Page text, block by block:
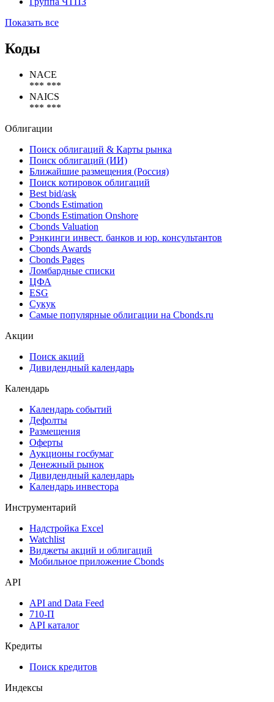
Показать все
Коды
NACE
*** ***
NAICS
*** ***
Облигации
Поиск облигаций & Карты рынка
Поиск облигаций (ИИ)
Ближайшие размещения (Россия)
Поиск котировок облигаций
Best bid/ask
Cbonds Estimation
Cbonds Estimation Onshore
Cbonds Valuation
Рэнкинги инвест. банков и юр. консультантов
Cbonds Awards
Cbonds Pages
Ломбардные списки
ЦФА
ESG
Сукук
Самые популярные облигации на Cbonds.ru
Акции
Поиск акций
Дивидендный календарь
Календарь
Календарь событий
Дефолты
Размещения
Оферты
Аукционы госбумаг
Денежный рынок
Дивидендный календарь
Календарь инвестора
Инструментарий
Надстройка Excel
Watchlist
Виджеты акций и облигаций
Мобильное приложение Cbonds
API
API and Data Feed
710-П
API каталог
Кредиты
Поиск кредитов
Индексы